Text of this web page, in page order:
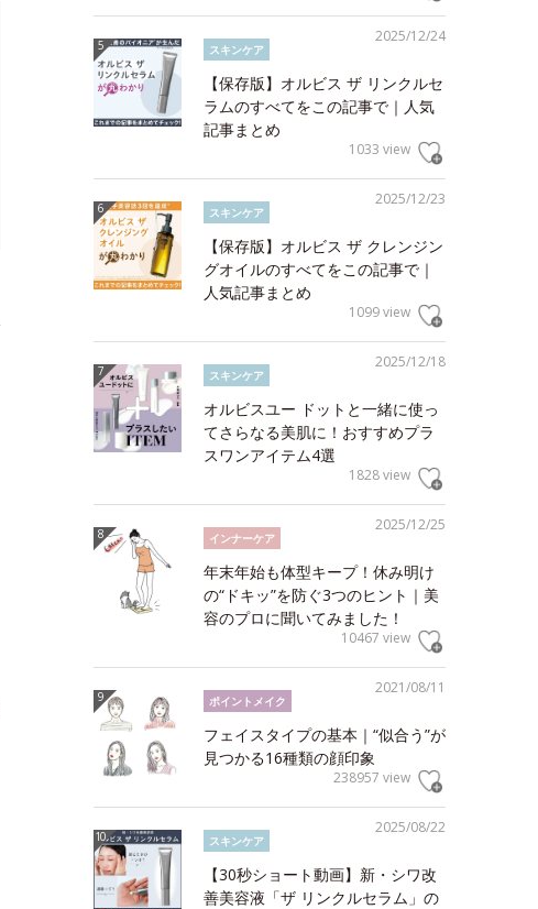
2025/12/24
スキンケア
【保存版】オルビス ザ リンクルセ
ラムのすべてをこの記事で｜人気
記事まとめ
1033 view
2025/12/23
スキンケア
【保存版】オルビス ザ クレンジン
グオイルのすべてをこの記事で｜
人気記事まとめ
1099 view
2025/12/18
スキンケア
オルビスユー ドットと一緒に使っ
てさらなる美肌に！おすすめプラ
スワンアイテム4選
1828 view
2025/12/25
インナーケア
年末年始も体型キープ！休み明け
の“ドキッ”を防ぐ3つのヒント｜美
容のプロに聞いてみました！
10467 view
2021/08/11
ポイントメイク
フェイスタイプの基本｜“似合う”が
見つかる16種類の顔印象
238957 view
2025/08/22
スキンケア
【30秒ショート動画】新・シワ改
善美容液「ザ リンクルセラム」の